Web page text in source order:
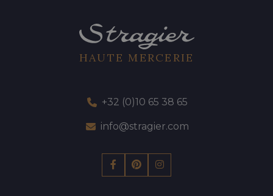
HAUTE MERCERIE
+32 (0)10 65 38 65
info@stragier.com